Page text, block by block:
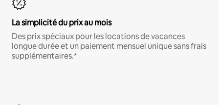
La simplicité du prix au mois
Des prix spéciaux pour les locations de vacances
longue durée et un paiement mensuel unique sans frais
supplémentaires.*